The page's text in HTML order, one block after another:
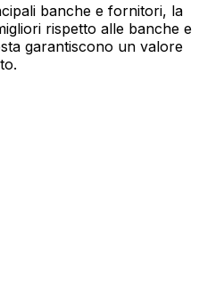
banche e fornitori, la
rispetto alle banche e
garantiscono un valore